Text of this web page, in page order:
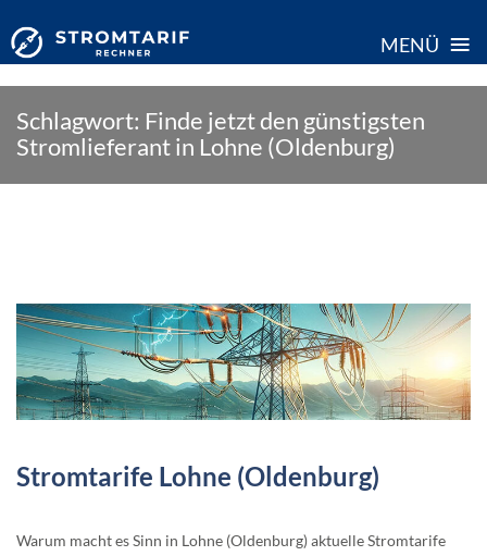
MENÜ ≡
content
Schlagwort: Finde jetzt den günstigsten
Stromlieferant in Lohne (Oldenburg)
Stromtarife Lohne (Oldenburg)
Warum macht es Sinn in Lohne (Oldenburg) aktuelle Stromtarife